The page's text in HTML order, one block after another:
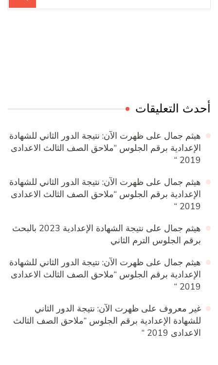
أحدث التعليقات
هيثم جمال على ظهرت الآن: نتيجة الدور الثاني للشهادة
الإعدادية برقم الجلوس “ملاحق الصف الثالث الاعدادى
2019 “
هيثم جمال على ظهرت الآن: نتيجة الدور الثاني للشهادة
الإعدادية برقم الجلوس “ملاحق الصف الثالث الاعدادى
2019 “
هيثم جمال على
نتيجة الشهادة الإعدادية 2023 بالبحث
برقم الجلوس الترم الثاني
هيثم جمال على ظهرت الآن: نتيجة الدور الثاني للشهادة
الإعدادية برقم الجلوس “ملاحق الصف الثالث الاعدادى
2019 “
غير معروف على ظهرت الآن: نتيجة الدور الثاني
للشهادة الإعدادية برقم الجلوس “ملاحق الصف الثالث
الاعدادى 2019 “